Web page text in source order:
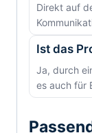
Direkt auf
Ist das
Ja, durch
es auch für